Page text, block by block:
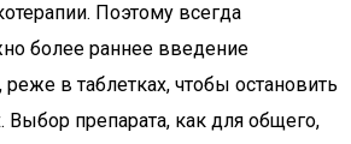
Поэтому всегда
более раннее введение
реже в таблетках, чтобы остановить
Выбор препарата, как для общего,